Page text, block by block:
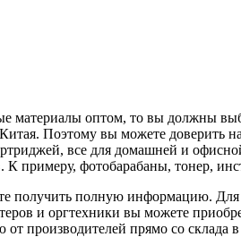
материалы оптом, то вы должны
Поэтому вы можете
все для домашней и
К примеру, фотобарабаны, тонер,
полную информацию. Для
и оргтехники вы можете
производителей прямо со склада